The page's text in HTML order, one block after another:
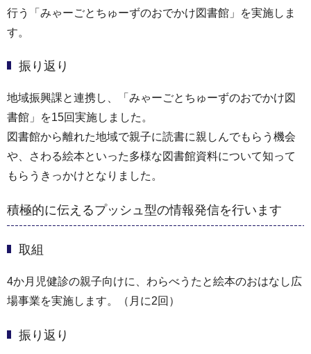
行う「みゃーごとちゅーずのおでかけ図書館」を実施しま
す。
振り返り
地域振興課と連携し、「みゃーごとちゅーずのおでかけ図
書館」を15回実施しました。
図書館から離れた地域で親子に読書に親しんでもらう機会
や、さわる絵本といった多様な図書館資料について知って
もらうきっかけとなりました。
積極的に伝えるプッシュ型の情報発信を行います
取組
4か月児健診の親子向けに、わらべうたと絵本のおはなし広
場事業を実施します。（月に2回）
振り返り